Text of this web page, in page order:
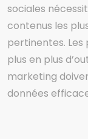
sociales
contenus les
pertinentes.
plus en plus
marketing
données